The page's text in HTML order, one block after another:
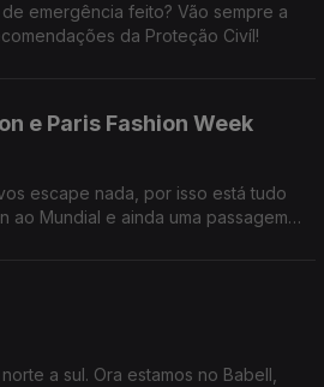
emergência feito? Vão sempre a
da Proteção Civíl!
e Paris Fashion Week
escape nada, por isso está tudo
ao Mundial e ainda uma passagem
a sul. Ora estamos no Babell,